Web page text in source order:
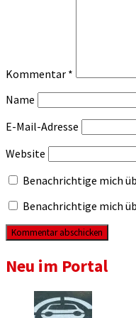
Kommentar *
Name
E-Mail-Adresse
Website
Benachrichtige mich
Benachrichtige mich
Neu im Portal